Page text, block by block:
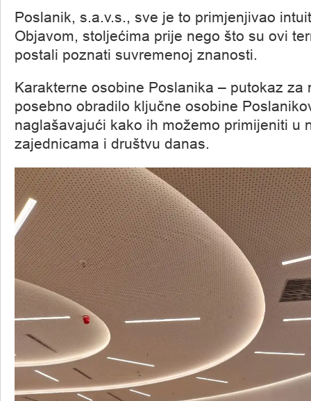
Poslanik, s.a.v.s., sve je to primjenjivao
Objavom, stoljećima prije nego što su ovi
postali poznati suvremenoj znanosti.
Karakterne osobine Poslanika – putokaz za
posebno obradilo ključne osobine
naglašavajući kako ih možemo primijeniti u
zajednicama i društvu danas.